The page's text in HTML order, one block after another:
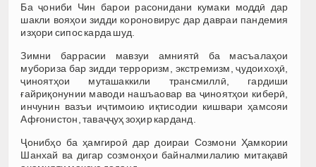
Ба ҷониби Чин барои расонидани кумаки моддӣ дар
шакли вояҳои зидди короновирус дар давраи пандемия
изҳори сипос карда шуд.
Зимни баррасии мавзуи амниятӣ ба масъалаҳои
мубориза бар зидди терроризм, экстремизм, ҷудоихоҳӣ,
ҷиноятҳои муташаккили трансмиллӣ, гардиши
ғайриқонунии маводи нашъаовар ва ҷиноятҳои киберӣ,
инчунин вазъи иҷтимоию иқтисодии кишвари ҳамсояи
Афғонистон, таваҷҷуҳ зоҳир карданд.
Ҷонибҳо ба ҳамгироӣ дар доираи Созмони Ҳамкории
Шанхай ва дигар созмонҳои байналмилалию митақавӣ